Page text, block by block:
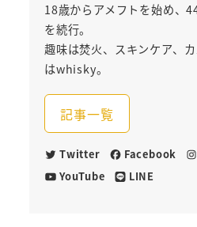
18歳からアメフトを始め、
を続行。
趣味は焚火、スキンケア、
はwhisky。
記事一覧
Twitter Facebook
YouTube
LINE